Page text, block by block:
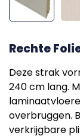
Rechte
Deze strak
240 cm lang.
overbruggen.
verkrijgbare